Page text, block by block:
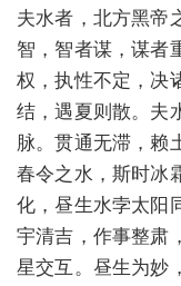
夫水者，北方黑帝
智，智者谋，谋者
权，执性不定，决
结，遇夏则散。夫
脉。贯通无滞，赖
春令之水，斯时冰
化，昼生水孛太阳
宇清吉，作事整肃
星交互。昼生为妙